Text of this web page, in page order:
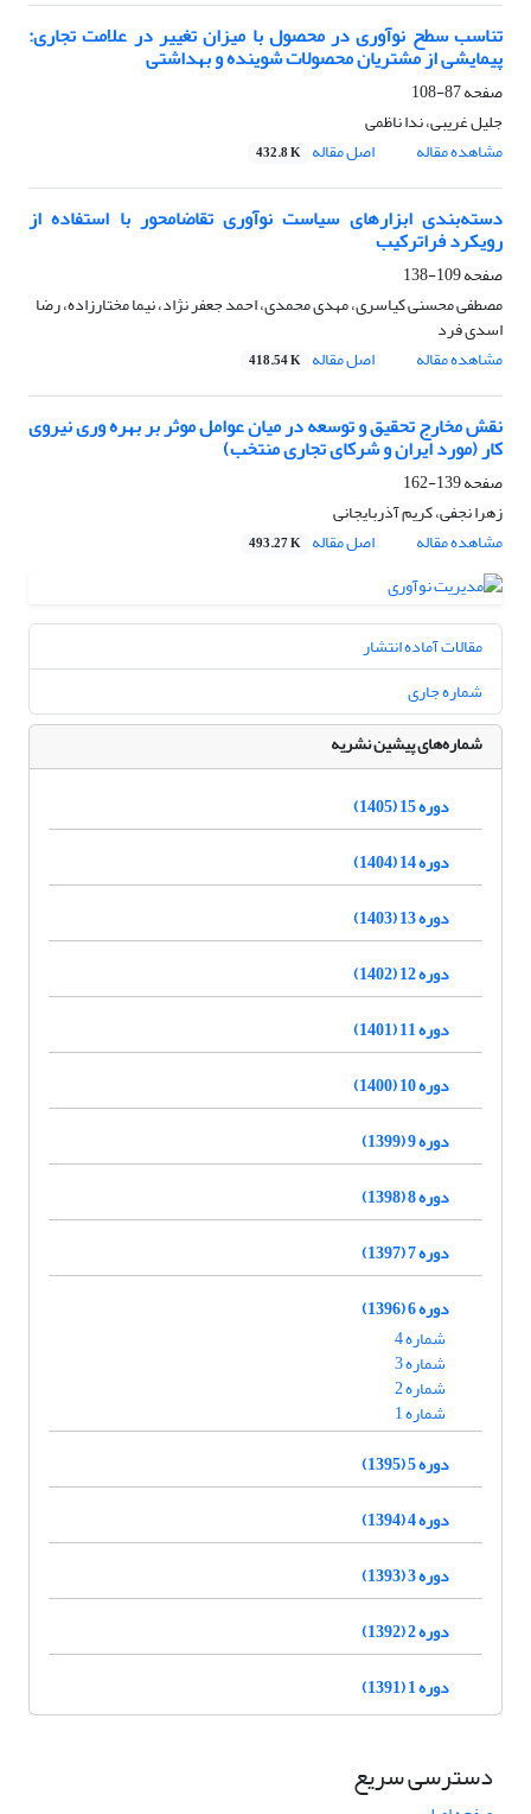
تناسب سطح نوآوری در محصول با میزان تغییر در علامت تجاری:
پیمایشی از مشتریان محصولات شوینده و بهداشتی
صفحه87-108
جلیل غریبی، ندا ناظمی
مشاهده مقاله
اصل مقاله 432.8 K
دسته‌بندی ابزارهای سیاست نوآوری تقاضامحور با استفاده از
رویکرد فراترکیب
صفحه109-138
مصطفی محسنی کیاسری، مهدی محمدی، احمد جعفر نژاد، نیما مختارزاده، رضا
اسدی فرد
مشاهده مقاله
اصل مقاله 418.54 K
نقش مخارج تحقیق و توسعه در میان عوامل موثر بر بهره وری نیروی
کار (مورد ایران و شرکای تجاری منتخب)
صفحه139-162
زهرا نجفی، کریم آذربایجانی
مشاهده مقاله
اصل مقاله 493.27 K
مقالات آماده انتشار
شماره جاری
شماره‌های پیشین نشریه
دوره 15 (1405)
دوره 14 (1404)
دوره 13 (1403)
دوره 12 (1402)
دوره 11 (1401)
دوره 10 (1400)
دوره 9 (1399)
دوره 8 (1398)
دوره 7 (1397)
دوره 6 (1396)
شماره 4
شماره 3
شماره 2
شماره 1
دوره 5 (1395)
دوره 4 (1394)
دوره 3 (1393)
دوره 2 (1392)
دوره 1 (1391)
دسترسی سریع